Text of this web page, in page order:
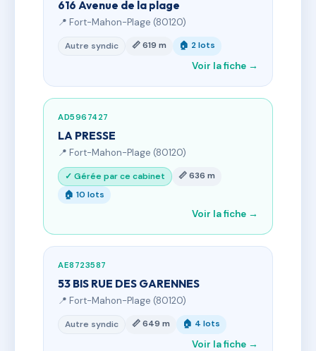
616 Avenue de la plage
📍 Fort-Mahon-Plage (80120)
Autre syndic 📏 619 m 🏠 2 lots
Voir la fiche →
AD5967427
LA PRESSE
📍 Fort-Mahon-Plage (80120)
✓ Gérée par ce cabinet
📏 636 m
🏠 10 lots
Voir la fiche →
AE8723587
53 BIS RUE DES GARENNES
📍 Fort-Mahon-Plage (80120)
Autre syndic 📏 649 m 🏠 4 lots
Voir la fiche →